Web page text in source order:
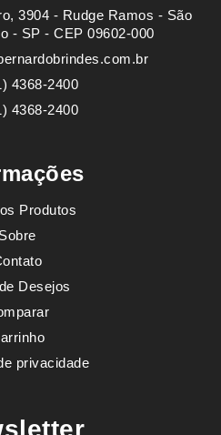
3904 - Rudge Ramos - São
- SP - CEP 09602-000
4368-2400
4368-2400
Produtos
Sobre
Desejos
privacidade